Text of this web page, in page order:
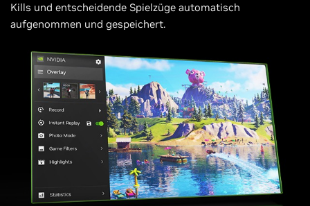
Kills und entscheidende Spielzüge automatisch
aufgenommen und gespeichert.